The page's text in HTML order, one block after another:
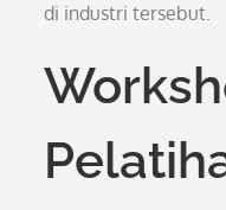
di industri tersebut.